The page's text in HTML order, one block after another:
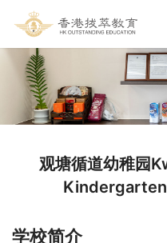
观塘循道幼稚园
Kindergarten
学校简介